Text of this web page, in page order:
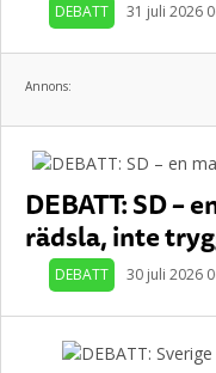
DEBATT 31 juli 2026
Annons:
DEBATT: SD –
rädsla, inte
DEBATT 30 juli 2026